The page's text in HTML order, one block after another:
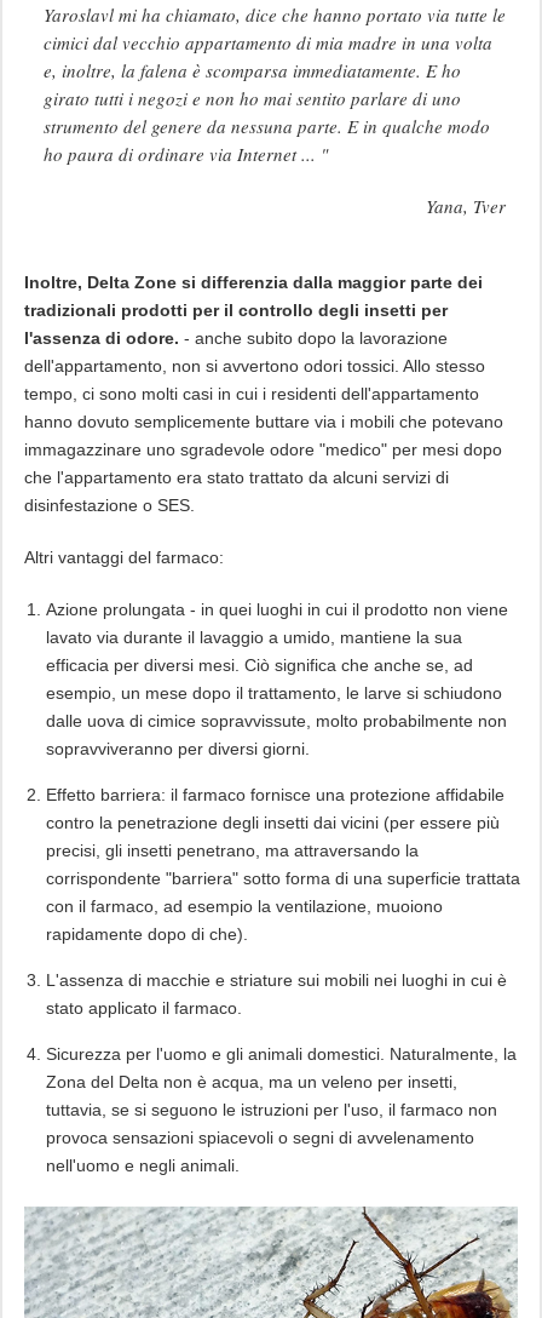
Yaroslavl mi ha chiamato, dice che hanno portato via tutte le
cimici dal vecchio appartamento di mia madre in una volta
e, inoltre, la falena è scomparsa immediatamente. E ho
girato tutti i negozi e non ho mai sentito parlare di uno
strumento del genere da nessuna parte. E in qualche modo
ho paura di ordinare via Internet ... "
Yana, Tver
Inoltre, Delta Zone si differenzia dalla maggior parte dei
tradizionali prodotti per il controllo degli insetti per
l'assenza di odore. - anche subito dopo la lavorazione
dell'appartamento, non si avvertono odori tossici. Allo stesso
tempo, ci sono molti casi in cui i residenti dell'appartamento
hanno dovuto semplicemente buttare via i mobili che potevano
immagazzinare uno sgradevole odore "medico" per mesi dopo
che l'appartamento era stato trattato da alcuni servizi di
disinfestazione o SES.
Altri vantaggi del farmaco:
Azione prolungata - in quei luoghi in cui il prodotto non viene
lavato via durante il lavaggio a umido, mantiene la sua
efficacia per diversi mesi. Ciò significa che anche se, ad
esempio, un mese dopo il trattamento, le larve si schiudono
dalle uova di cimice sopravvissute, molto probabilmente non
sopravviveranno per diversi giorni.
Effetto barriera: il farmaco fornisce una protezione affidabile
contro la penetrazione degli insetti dai vicini (per essere più
precisi, gli insetti penetrano, ma attraversando la
corrispondente "barriera" sotto forma di una superficie trattata
con il farmaco, ad esempio la ventilazione, muoiono
rapidamente dopo di che).
L'assenza di macchie e striature sui mobili nei luoghi in cui è
stato applicato il farmaco.
Sicurezza per l'uomo e gli animali domestici. Naturalmente, la
Zona del Delta non è acqua, ma un veleno per insetti,
tuttavia, se si seguono le istruzioni per l'uso, il farmaco non
provoca sensazioni spiacevoli o segni di avvelenamento
nell'uomo e negli animali.